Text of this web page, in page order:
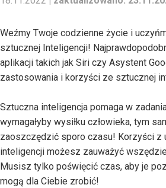
Weźmy Twoje codzienne życie i
sztucznej Inteligencji!
aplikacji takich jak Siri czy Asystent
zastosowania i korzyści ze sztucznej
Sztuczna inteligencja pomaga w
wymagałyby wysiłku człowieka, tym
zaoszczędzić sporo czasu! Korzyści z
inteligencji możesz zauważyć
Musisz tylko poświęcić czas, aby je
mogą dla Ciebie zrobić!